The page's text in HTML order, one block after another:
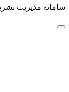
سامانه مدیریت